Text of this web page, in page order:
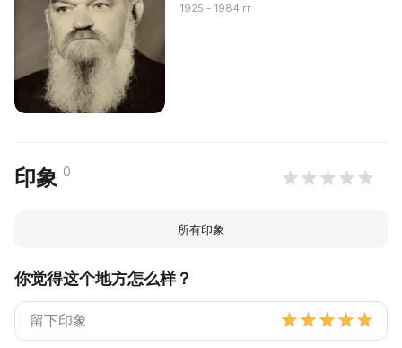
1925 - 1984 гг
印象 0
所有印象
你觉得这个地方怎么样？